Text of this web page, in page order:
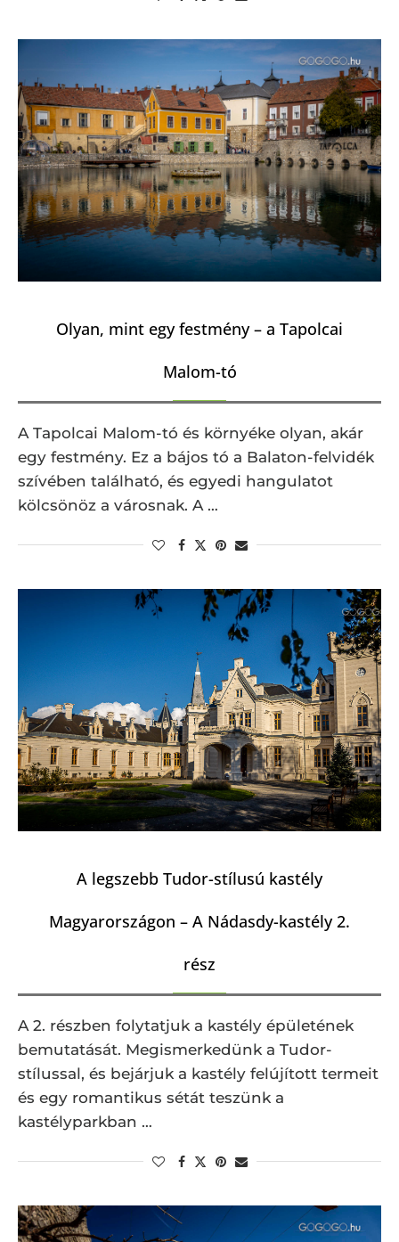
Olyan, mint egy festmény – a Tapolcai
Malom-tó
A Tapolcai Malom-tó és környéke olyan, akár
egy festmény. Ez a bájos tó a Balaton-felvidék
szívében található, és egyedi hangulatot
kölcsönöz a városnak. A …
A legszebb Tudor-stílusú kastély
Magyarországon – A Nádasdy-kastély 2.
rész
A 2. részben folytatjuk a kastély épületének
bemutatását. Megismerkedünk a Tudor-
stílussal, és bejárjuk a kastély felújított termeit
és egy romantikus sétát teszünk a
kastélyparkban …